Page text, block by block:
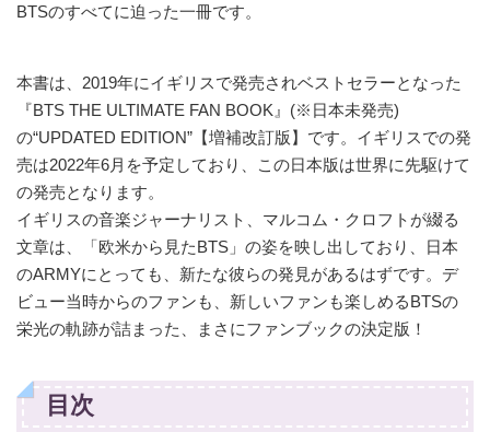
BTSのすべてに迫った一冊です。
本書は、2019年にイギリスで発売されベストセラーとなった
『BTS THE ULTIMATE FAN BOOK』(※日本未発売)
の“UPDATED EDITION”【増補改訂版】です。イギリスでの発
売は2022年6月を予定しており、この日本版は世界に先駆けて
の発売となります。
イギリスの音楽ジャーナリスト、マルコム・クロフトが綴る
文章は、「欧米から見たBTS」の姿を映し出しており、日本
のARMYにとっても、新たな彼らの発見があるはずです。デ
ビュー当時からのファンも、新しいファンも楽しめるBTSの
栄光の軌跡が詰まった、まさにファンブックの決定版！
目次